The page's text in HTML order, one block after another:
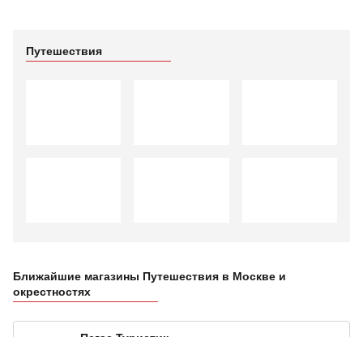
Путешествия
Ближайшие магазины Путешествия в Москве и
окрестностях